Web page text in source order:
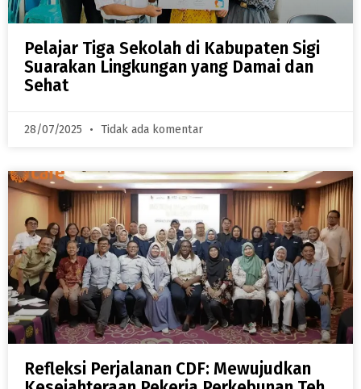
Pelajar Tiga Sekolah di Kabupaten Sigi
Suarakan Lingkungan yang Damai dan
Sehat
28/07/2025 Tidak ada komentar
Refleksi Perjalanan CDF: Mewujudkan